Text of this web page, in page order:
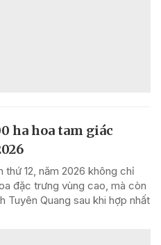
ha hoa tam giác
thứ 12, năm 2026 không chỉ
đặc trưng vùng cao, mà còn
Tuyên Quang sau khi hợp nhất